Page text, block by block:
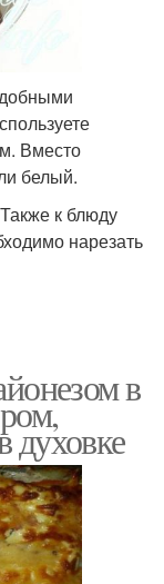
Вместо
белый.
к блюду
нарезать
в